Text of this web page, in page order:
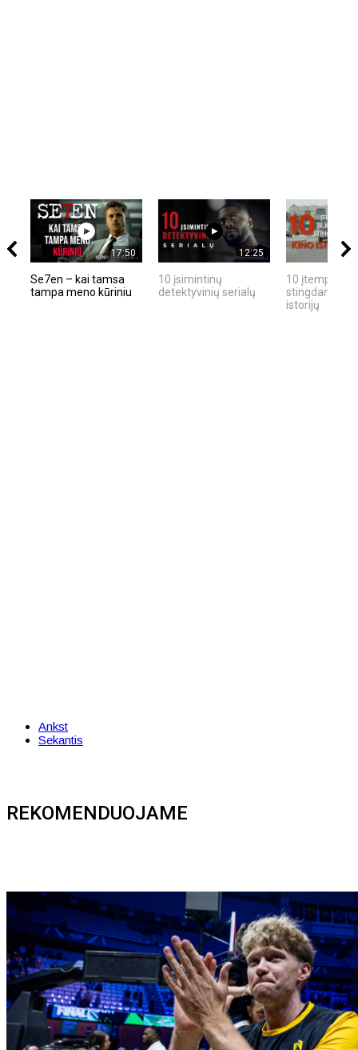
17:50
Se7en – kai tamsa
tampa meno kūriniu
12:25
10 įsimintinų
detektyvinių serialų
10 įtemptų,
stingdančių
istorijų
Ankst
Sekantis
REKOMENDUOJAME